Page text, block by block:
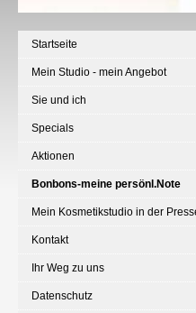
Startseite
Mein Studio - mein Angebot
Sie und ich
Specials
Aktionen
Bonbons-meine persönl.Note
Mein Kosmetikstudio in der
Kontakt
Ihr Weg zu uns
Datenschutz